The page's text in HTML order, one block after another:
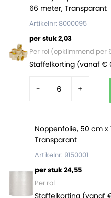
66 meter, Transparant
Artikelnr: 8000095
per stuk 2,03
Per rol (opklimmend per
Staffelkorting (vanaf €
- +
Noppenfolie, 50 cm x
Transparant
Artikelnr: 9150001
per stuk 24,55
Per rol
Staffelkorting (vanaf